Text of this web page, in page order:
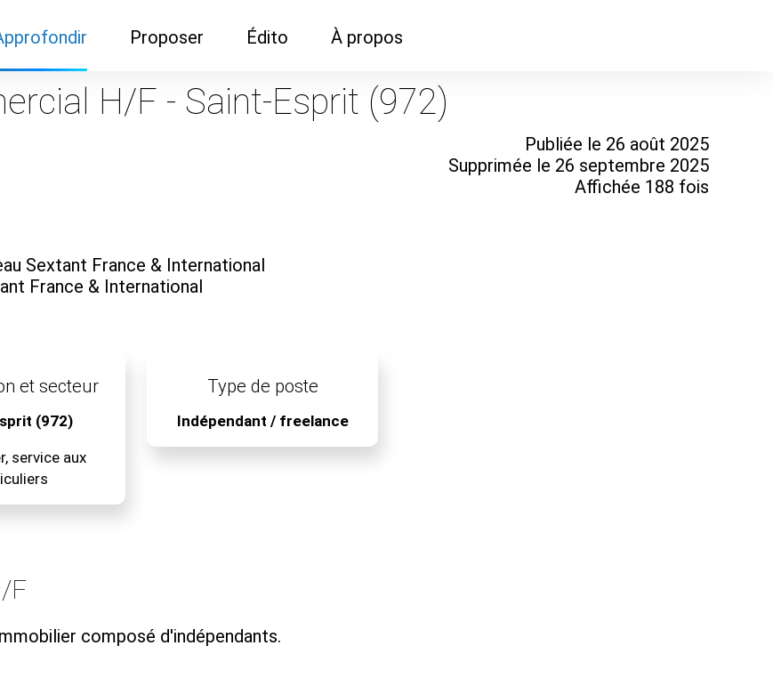
Demandes de
documentation
Proposer
Recommander son réseau
Édito
Newsletter
À propos
Nous contacter
Qui sommes-nous ?
H/F - Saint-Esprit (972)
Publiée le 26 août 2025
Supprimée le 26 septembre 2025
Affichée 188 fois
Sextant France & International
France & International
et secteur
(972)
service aux
Type de poste
Indépendant / freelance
F
composé d'indépendants.